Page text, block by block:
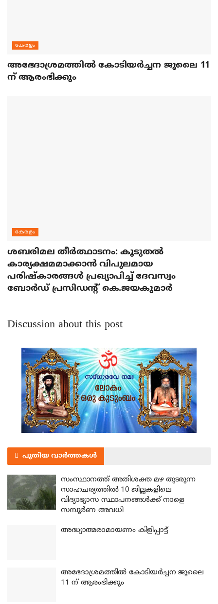
കേരളം
അഭേദാശ്രമത്തില്‍ കോടിയര്‍ച്ചന ജൂലൈ 11
ന് ആരംഭിക്കും
കേരളം
ശബരിമല തീര്‍ത്ഥാടനം: കൂടുതല്‍
കാര്യക്ഷമമാക്കാന്‍ വിപുലമായ
പരിഷ്‌കാരങ്ങള്‍ പ്രഖ്യാപിച്ച് ദേവസ്വം
ബോര്‍ഡ് പ്രസിഡന്റ് കെ.ജയകുമാര്‍
Discussion about this post
പുതിയ വാർത്തകൾ
സംസ്ഥാനത്ത് അതിശക്ത മഴ തുടരുന്ന
സാഹചര്യത്തിൽ 10 ജില്ലകളിലെ
വിദ്യാഭ്യാസ സ്ഥാപനങ്ങൾക്ക് നാളെ
സമ്പൂർണ അവധി
അദ്ധ്യാത്മരാമായണം കിളിപ്പാട്ട്
അഭേദാശ്രമത്തില്‍ കോടിയര്‍ച്ചന ജൂലൈ
11 ന് ആരംഭിക്കും